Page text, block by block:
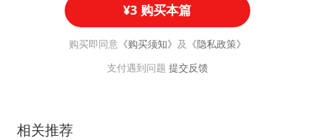
¥3 购买本篇
购买即同意 《购买须知》 及 《隐私政策》
支付遇到问题 提交反馈
相关推荐